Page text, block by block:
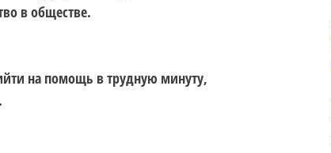
в обществе.
на помощь в трудную минуту,